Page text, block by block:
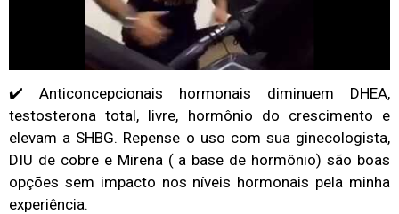
✔️ Anticoncepcionais hormonais diminuem DHEA,
testosterona total, livre, hormônio do crescimento e
elevam a SHBG. Repense o uso com sua ginecologista,
DIU de cobre e Mirena ( a base de hormônio) são boas
opções sem impacto nos níveis hormonais pela minha
experiência.